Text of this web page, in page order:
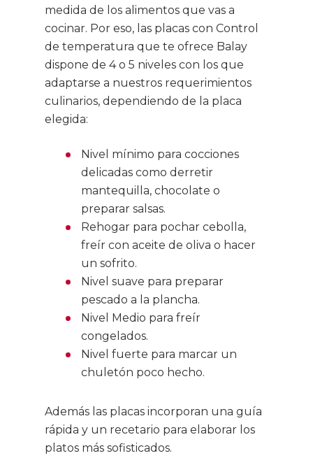
medida de los alimentos que vas a
cocinar. Por eso, las placas con Control
de temperatura que te ofrece Balay
dispone de 4 o 5 niveles con los que
adaptarse a nuestros requerimientos
culinarios, dependiendo de la placa
elegida:
Nivel mínimo para cocciones
delicadas como derretir
mantequilla, chocolate o
preparar salsas.
Rehogar para pochar cebolla,
freír con aceite de oliva o hacer
un sofrito.
Nivel suave para preparar
pescado a la plancha.
Nivel Medio para freír
congelados.
Nivel fuerte para marcar un
chuletón poco hecho.
Además las placas incorporan una guía
rápida y un recetario para elaborar los
platos más sofisticados.